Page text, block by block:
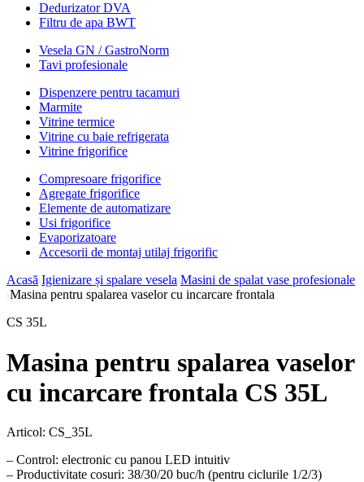
Dedurizator DVA
Filtru de apa BWT
Vesela GN / GastroNorm
Tavi profesionale
Dispenzere pentru tacamuri
Marmite
Vitrine termice
Vitrine cu baie refrigerata
Vitrine frigorifice
Compresoare frigorifice
Agregate frigorifice
Elemente de automatizare
Usi frigorifice
Evaporizatoare
Accesorii de montaj utilaj frigorific
Acasă Igienizare și spalare vesela Masini de spalat vase profesionale
Masina pentru spalarea vaselor cu incarcare frontala
CS 35L
Masina pentru spalarea vaselor
cu incarcare frontala CS 35L
Articol: CS_35L
– Control: electronic cu panou LED intuitiv
– Productivitate cosuri: 38/30/20 buc/h (pentru ciclurile 1/2/3)